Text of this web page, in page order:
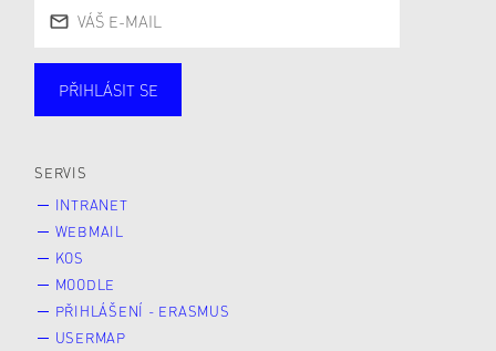
PŘIHLÁSIT SE
SERVIS
INTRANET
WEBMAIL
KOS
MOODLE
PŘIHLÁŠENÍ - ERASMUS
USERMAP